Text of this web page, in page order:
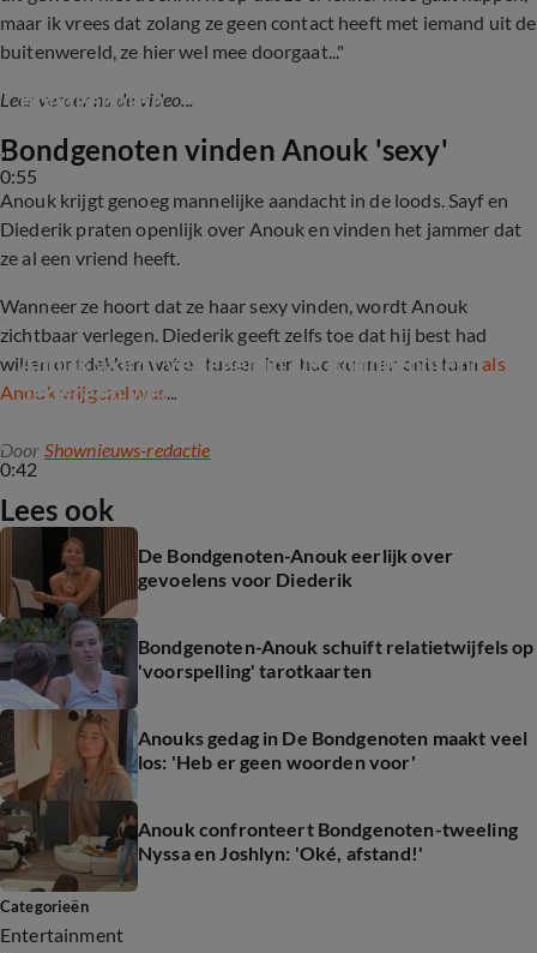
maar ik vrees dat zolang ze geen contact heeft met iemand uit de
buitenwereld, ze hier wel mee doorgaat..."
Lees verder na de video...
0:55
Anouk twijfelt over haar toekomst ná De
Bondgenoten
Bondgenoten vinden Anouk 'sexy'
Anouk krijgt genoeg mannelijke aandacht in de loods. Sayf en
Diederik praten openlijk over Anouk en vinden het jammer dat
ze al een vriend heeft.
Wanneer ze hoort dat ze haar sexy vinden, wordt Anouk
zichtbaar verlegen. Diederik geeft zelfs toe dat hij best had
willen ontdekken wat er tussen hen had kunnen ontstaanals
Anouk vrijgezel was...
0:42
Anouk wordt verlegen in De Bondgenoten:
'Iedereen weet dat Anouk heel sexy is'
Door Shownieuws-redactie
Lees ook
De Bondgenoten-Anouk eerlijk over
gevoelens voor Diederik
Bondgenoten-Anouk schuift relatietwijfels op
'voorspelling' tarotkaarten
Anouks gedag in De Bondgenoten maakt veel
los: 'Heb er geen woorden voor'
Anouk confronteert Bondgenoten-tweeling
Nyssa en Joshlyn: 'Oké, afstand!'
Categorieën
Entertainment